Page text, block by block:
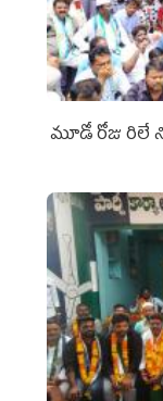
మూడో రోజు రిలే